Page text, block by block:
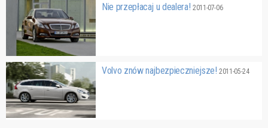
Nie przepłacaj u dealera! 2011-07-06
Volvo znów najbezpieczniejsze!2011-05-24